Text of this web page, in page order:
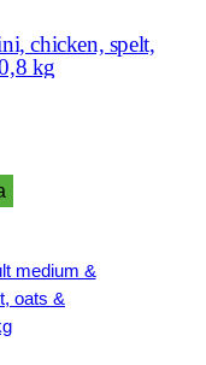
chicken, spelt,
kg